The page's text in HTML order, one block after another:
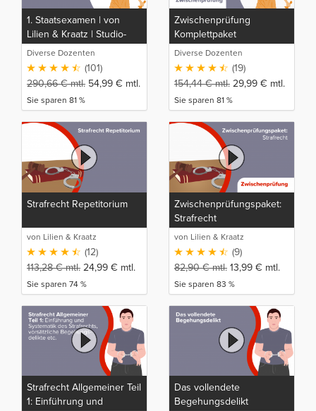
1. Staatsexamen | von
Lilien & Kraatz | Studio-
Rep
Diverse Dozenten
(101)
290,66€mtl. 54,99 € mtl.
Sie sparen 81 %
Zwischenprüfung
Komplettpaket
Diverse Dozenten
(19)
154,44€mtl. 29,99 € mtl.
Sie sparen 81 %
Strafrecht Repetitorium
von Lilien & Kraatz
(12)
113,28€mtl. 24,99 € mtl.
Sie sparen 74 %
Zwischenprüfungspaket:
Strafrecht
von Lilien & Kraatz
(9)
82,90€mtl. 13,99 € mtl.
Sie sparen 83 %
Strafrecht Allgemeiner Teil
1: Einführung und
Das vollendete
Begehungsdelikt